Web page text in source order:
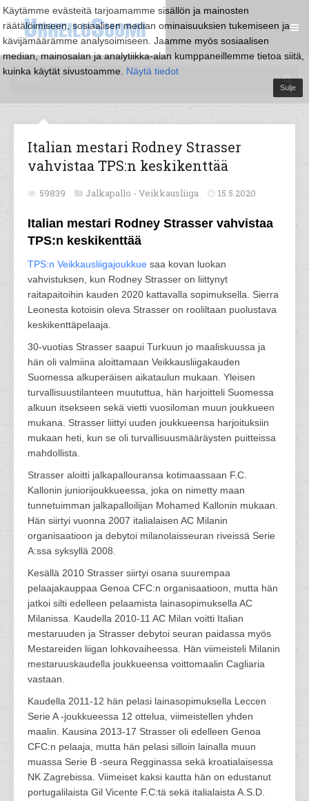
Käytämme evästeitä tarjoamamme sisällön ja mainosten
räätälöimiseen, sosiaalisen median ominaisuuksien tukemiseen ja
kävijämäärämme analysoimiseen. Jaamme myös sosiaalisen
median, mainosalan ja analytiikka-alan kumppaneillemme tietoa siitä,
kuinka käytät sivustoamme. Näytä tiedot
Sulje
Italian mestari Rodney Strasser
vahvistaa TPS:n keskikenttää
59839 Jalkapallo - Veikkausliiga 15.5.2020
Italian mestari Rodney Strasser vahvistaa
TPS:n keskikenttää
TPS:n Veikkausliigajoukkue saa kovan luokan
vahvistuksen, kun Rodney Strasser on liittynyt
raitapaitoihin kauden 2020 kattavalla sopimuksella. Sierra
Leonesta kotoisin oleva Strasser on rooliltaan puolustava
keskikenttäpelaaja.
30-vuotias Strasser saapui Turkuun jo maaliskuussa ja
hän oli valmiina aloittamaan Veikkausliigakauden
Suomessa alkuperäisen aikataulun mukaan. Yleisen
turvallisuustilanteen muututtua, hän harjoitteli Suomessa
alkuun itsekseen sekä vietti vuosiloman muun joukkueen
mukana. Strasser liittyi uuden joukkueensa harjoituksiin
mukaan heti, kun se oli turvallisuusmääräysten puitteissa
mahdollista.
Strasser aloitti jalkapallouransa kotimaassaan F.C.
Kallonin juniorijoukkueessa, joka on nimetty maan
tunnetuimman jalkapalloilijan Mohamed Kallonin mukaan.
Hän siirtyi vuonna 2007 italialaisen AC Milanin
organisaatioon ja debytoi milanolaisseuran riveissä Serie
A:ssa syksyllä 2008.
Kesällä 2010 Strasser siirtyi osana suurempaa
pelaajakauppaa Genoa CFC:n organisaatioon, mutta hän
jatkoi silti edelleen pelaamista lainasopimuksella AC
Milanissa. Kaudella 2010-11 AC Milan voitti Italian
mestaruuden ja Strasser debytoi seuran paidassa myös
Mestareiden liigan lohkovaiheessa. Hän viimeisteli Milanin
mestaruuskaudella joukkueensa voittomaalin Cagliaria
vastaan.
Kaudella 2011-12 hän pelasi lainasopimuksella Leccen
Serie A -joukkueessa 12 ottelua, viimeistellen yhden
maalin. Kausina 2013-17 Strasser oli edelleen Genoa
CFC:n pelaaja, mutta hän pelasi silloin lainalla muun
muassa Serie B -seura Regginassa sekä kroatialaisessa
NK Zagrebissa. Viimeiset kaksi kautta hän on edustanut
portugalilaista Gil Vicente F.C:tä sekä italialaista A.S.D.